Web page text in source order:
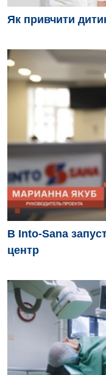
Як привчити
В Into-Sana
центр